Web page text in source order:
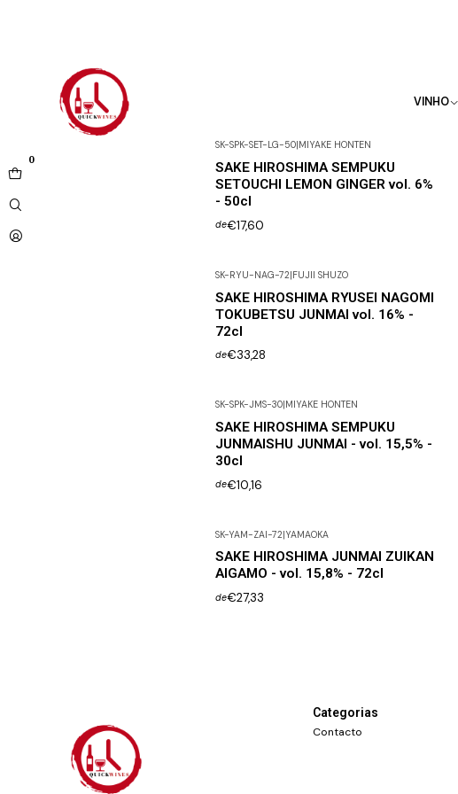
VINHO
0
SK-SPK-SET-LG-50| MIYAKE HONTEN
SAKE HIROSHIMA SEMPUKU
SETOUCHI LEMON GINGER vol. 6%
- 50cl
de€17,60
SK-RYU-NAG-72|FUJII SHUZO
SAKE HIROSHIMA RYUSEI NAGOMI
TOKUBETSU JUNMAI vol. 16% -
72cl
de€33,28
SK-SPK-JMS-30| MIYAKE HONTEN
SAKE HIROSHIMA SEMPUKU
JUNMAISHU JUNMAI - vol. 15,5% -
30cl
de€10,16
SK-YAM-ZAI-72|YAMAOKA
SAKE HIROSHIMA JUNMAI ZUIKAN
AIGAMO - vol. 15,8% - 72cl
de€27,33
Categorias
Contacto